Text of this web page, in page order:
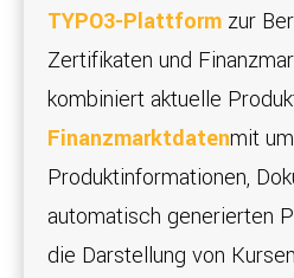
TYPO3-Plattform zur
Zertifikaten und
kombiniert aktuelle
Finanzmarktdatenmit
Produktinformationen,
automatisch generierten
die Darstellung von